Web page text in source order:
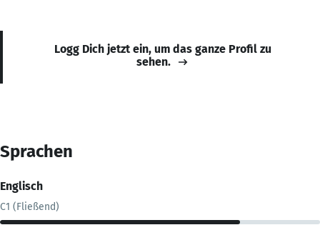
Logg Dich jetzt ein, um das ganze Profil zu
sehen.
Sprachen
Englisch
C1 (Fließend)